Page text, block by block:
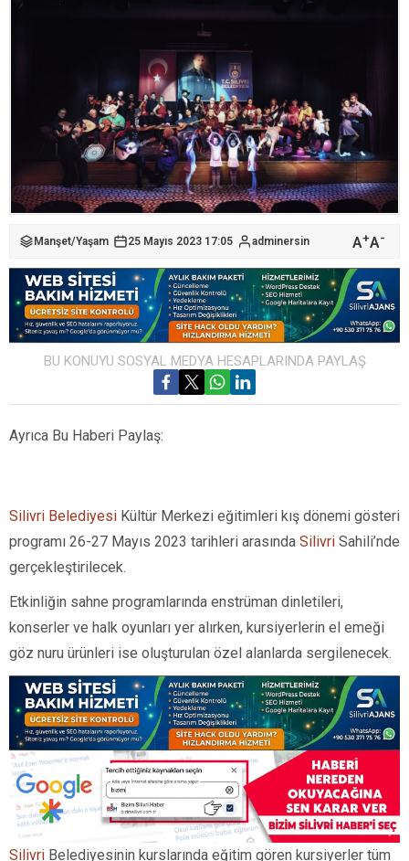
Manşet/Yaşam 25 Mayıs 2023 17:05 adminersin A+A-
BU KONUYU SOSYAL MEDYA HESAPLARINDA PAYLAŞ
Ayrıca Bu Haberi Paylaş:
Silivri Belediyesi Kültür Merkezi eğitimleri kış dönemi gösteri
programı 26-27 Mayıs 2023 tarihleri arasında Silivri Sahili’nde
gerçekleştirilecek.
Etkinliğin sahne programlarında enstrüman dinletileri,
konserler ve halk oyunları yer alırken, kursiyerlerin el emeği
göz nuru ürünleri ise oluşturulan özel alanlarda sergilenecek.
Silivri Belediyesinin kurslarında eğitim gören kursiyerler tüm